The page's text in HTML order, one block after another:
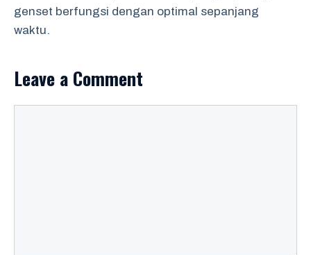
genset berfungsi dengan optimal sepanjang
waktu.
Leave a Comment